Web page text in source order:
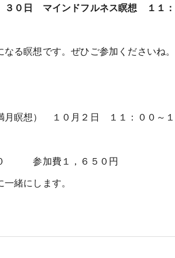
３０日 マインドフルネス瞑想 １１：
る瞑想です。ぜひご参加くださいね。
月瞑想） １０月２日 １１：００～
０ 参加費１，６５０円
緒にします。